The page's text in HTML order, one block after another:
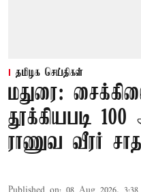
தமிழக செய்திகள்
மதுரை:
தூக்கியபடி
ராணுவ வீரர்